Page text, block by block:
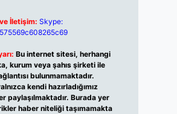
İletişim: Skype:
Bu internet sitesi, herhangi
kurum veya şahıs şirketi ile
bulunmamaktadır.
kendi hazırladığımız
paylaşılmaktadır. Burada yer
haber niteliği taşımamakta